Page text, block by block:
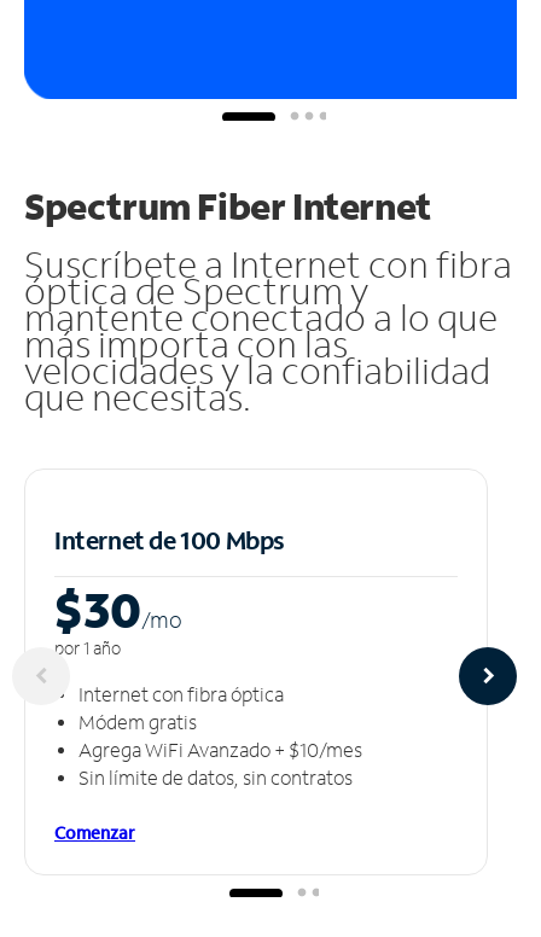
Spectrum Fiber Internet
Suscríbete a Internet con fibra
óptica de Spectrum y
mantente conectado a lo que
más importa con las
velocidades y la confiabilidad
que necesitas.
Internet de 100 Mbps
$30/mo
por 1 año
Internet con fibra óptica
Módem gratis
Agrega WiFi Avanzado + $10/mes
Sin límite de datos, sin contratos
Comenzar